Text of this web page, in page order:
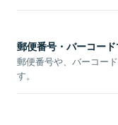
郵便番号・バーコー
郵便番号や、バーコー
す。